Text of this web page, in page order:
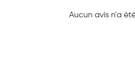
Aucun avis n'a